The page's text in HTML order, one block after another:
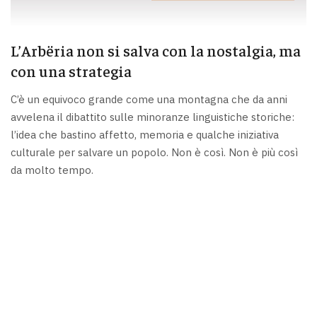
L’Arbëria non si salva con la nostalgia, ma
con una strategia
C’è un equivoco grande come una montagna che da anni
avvelena il dibattito sulle minoranze linguistiche storiche:
l’idea che bastino affetto, memoria e qualche iniziativa
culturale per salvare un popolo. Non è così. Non è più così
da molto tempo.